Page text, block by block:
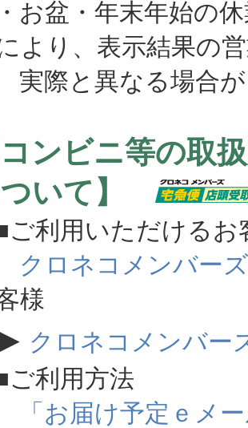
お盆・年末年始の
より、表示結果の
際と異なる場合が
コンビニ等の取
いて】
利用いただけるお
クロネコメンバーズ
様
クロネコメンバー
利用方法
「お届け予定ｅメ